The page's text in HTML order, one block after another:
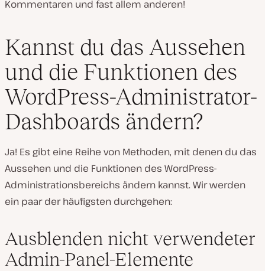
Kommentaren und fast allem anderen!
Kannst du das Aussehen
und die Funktionen des
WordPress-Administrator-
Dashboards ändern?
Ja! Es gibt eine Reihe von Methoden, mit denen du das
Aussehen und die Funktionen des WordPress-
Administrationsbereichs ändern kannst. Wir werden
ein paar der häufigsten durchgehen:
Ausblenden nicht verwendeter
Admin-Panel-Elemente